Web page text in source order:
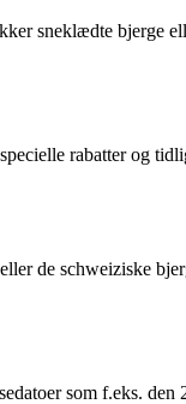
sneklædte bjerge
rabatter og
de schweiziske
som f.eks. den